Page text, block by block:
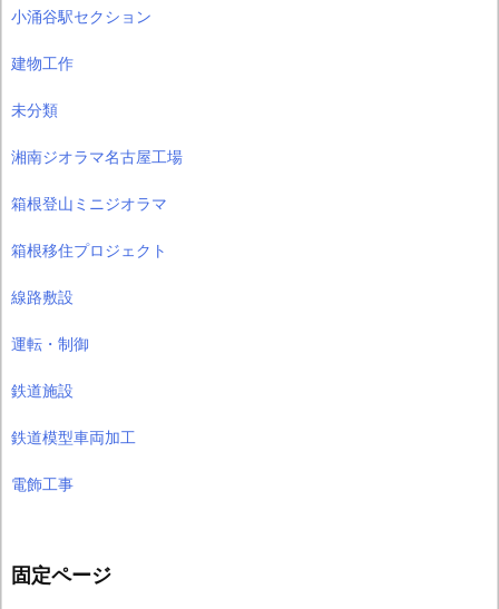
小涌谷駅セクション
建物工作
未分類
湘南ジオラマ名古屋工場
箱根登山ミニジオラマ
箱根移住プロジェクト
線路敷設
運転・制御
鉄道施設
鉄道模型車両加工
電飾工事
固定ページ